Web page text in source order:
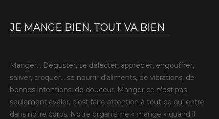
JE MANGE BIEN, TOUT VA BIEN
Manger… Déguster, se délecter, apprécier, engouffrer,
saliver, croquer… se nourrir d’aliments, de vibrations, de
bonnes intentions, de douceur. Manger ce n’est pas
seulement avaler, c’est faire attention à tout ce qui entre
dans notre corps. Notre organisme « mange » quand il